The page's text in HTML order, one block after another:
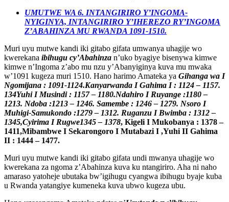
UMUTWE WA 6. INTANGIRIRO Y’INGOMA-
NYIGINYA, INTANGIRIRO Y’IHEREZO RY’INGOMA
Z’ABAHINZA MU RWANDA 1091-1510.
Muri uyu mutwe kandi iki gitabo gifata umwanya uhagije wo
kwerekana ibihugu cy’Abahinza n’uko byagiye bisenywa kimwe
kimwe n’Ingoma z’abo mu nzu y’Abanyiginya kuva mu mwaka
w’1091 kugeza muri 1510. Hano harimo Amateka ya Gihanga wa I
Ngomijana : 1091-1124.Kanyarwanda I Gahima I : 1124 – 1157.
134Yuhi I Musindi : 1157 – 1180.Ndahiro I Ruyange :1180 –
1213. Ndoba :1213 – 1246. Samembe : 1246 – 1279. Nsoro I
Muhigi-Samukondo :1279 – 1312. Ruganzu I Bwimba : 1312 –
1345,Cyirima I Rugwe1345 – 1378, Kigeli I Mukobanya : 1378 –
1411,Mibambwe I Sekarongoro I Mutabazi I ,Yuhi II Gahima
II : 1444 – 1477.
Muri uyu mutwe kandi iki gitabo gifata undi mwanya uhagije wo
kwerekana za ngoma z’Abahinza kuva ku ntangiriro. Aha ni naho
amaraso yatoheje ubutaka bw’igihugu cyangwa ibihugu byaje kuba
u Rwanda yatangiye kumeneka kuva ubwo kugeza ubu.